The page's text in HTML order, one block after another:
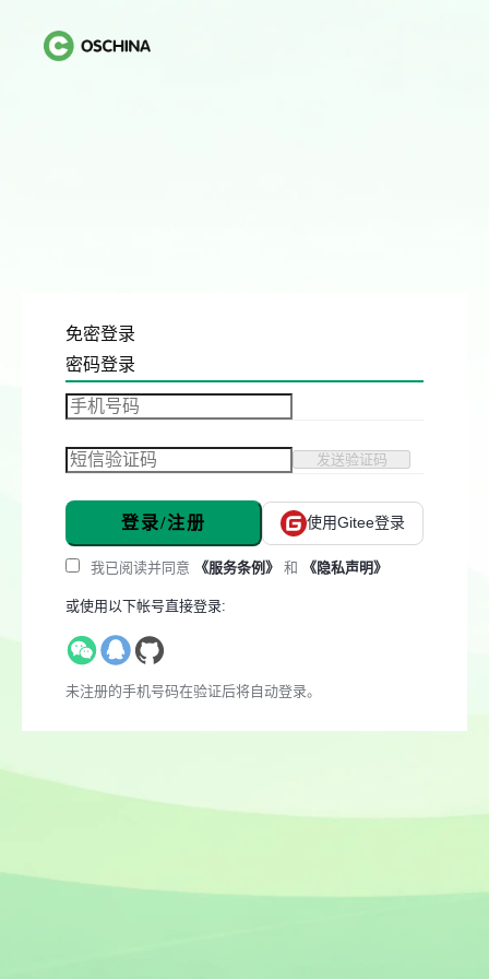
免密登录
密码登录
发送验证码
登录/注册 使用Gitee登录
我已阅读并同意 《服务条例》 和 《隐私声明》
或使用以下帐号直接登录:
未注册的手机号码在验证后将自动登录。